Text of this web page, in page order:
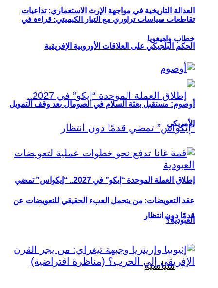
العدالة التاريخية في مواجهة الإرث الاستعماري: تداعيات
الحكم البلجيكي على العلاقات الأوروبية الإفريقية
إطلاق العملة الموحدة “إيكو” في 2027.. “إيكواس” تمضي
قدمًا دون انتظار
سياسية
تقاطعات سياسات تراوري مع التيار الكيميتي: قراءة في
خطاب واهيغويا
أوصوم: مستقبل بعثة السلام في الصومال بعد وقف التمويل
الأمريكي
عقد التعويضات: من يتحمل العبء الحقيقي للتعويضات عن
العبودية؟